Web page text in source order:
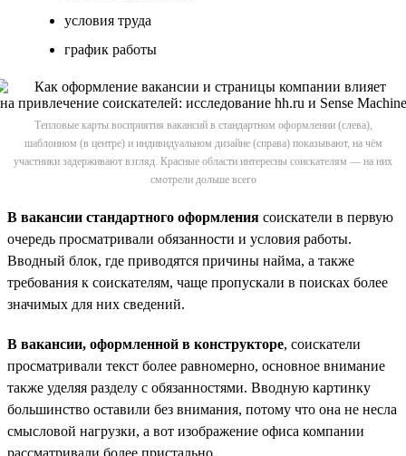
условия труда
график работы
Тепловые карты восприятия вакансий в стандартном оформлении (слева),
шаблонном (в центре) и индивидуальном дизайне (справа) показывают, на чём
участники задерживают взгляд. Красные области интересны соискателям — на них
смотрели дольше всего
В вакансии стандартного оформления соискатели в первую
очередь просматривали обязанности и условия работы.
Вводный блок, где приводятся причины найма, а также
требования к соискателям, чаще пропускали в поисках более
значимых для них сведений.
В вакансии, оформленной в конструкторе, соискатели
просматривали текст более равномерно, основное внимание
также уделяя разделу с обязанностями. Вводную картинку
большинство оставили без внимания, потому что она не несла
смысловой нагрузки, а вот изображение офиса компании
рассматривали более пристально.